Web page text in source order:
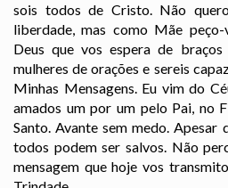
sois todos de Cristo. Não
liberdade, mas como Mãe
Deus que vos espera de
mulheres de orações e sereis
Minhas Mensagens. Eu vim do
amados um por um pelo Pai, no
Santo. Avante sem medo. Apesar
todos podem ser salvos. Não
mensagem que hoje vos